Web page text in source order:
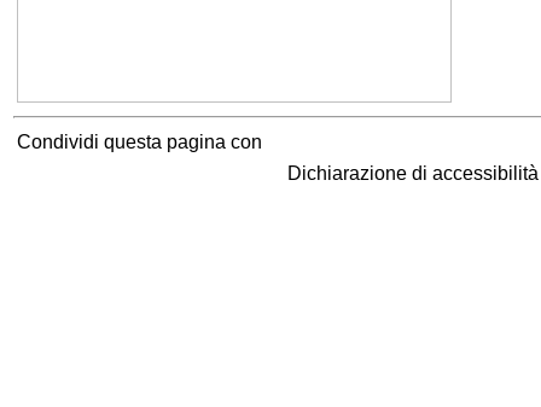
Condividi questa pagina con
Dichiarazione di